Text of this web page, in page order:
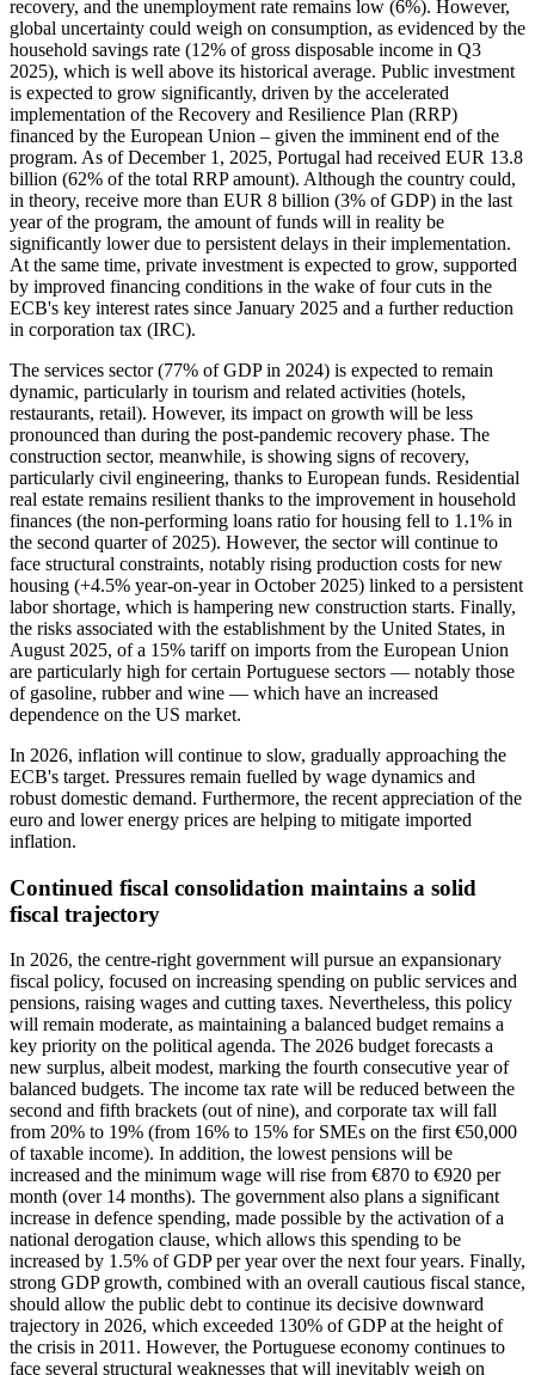
recovery, and the unemployment rate remains low (6%). However,
global uncertainty could weigh on consumption, as evidenced by the
household savings rate (12% of gross disposable income in Q3
2025), which is well above its historical average. Public investment
is expected to grow significantly, driven by the accelerated
implementation of the Recovery and Resilience Plan (RRP)
financed by the European Union – given the imminent end of the
program. As of December 1, 2025, Portugal had received EUR 13.8
billion (62% of the total RRP amount). Although the country could,
in theory, receive more than EUR 8 billion (3% of GDP) in the last
year of the program, the amount of funds will in reality be
significantly lower due to persistent delays in their implementation.
At the same time, private investment is expected to grow, supported
by improved financing conditions in the wake of four cuts in the
ECB's key interest rates since January 2025 and a further reduction
in corporation tax (IRC).
The services sector (77% of GDP in 2024) is expected to remain
dynamic, particularly in tourism and related activities (hotels,
restaurants, retail). However, its impact on growth will be less
pronounced than during the post-pandemic recovery phase. The
construction sector, meanwhile, is showing signs of recovery,
particularly civil engineering, thanks to European funds. Residential
real estate remains resilient thanks to the improvement in household
finances (the non-performing loans ratio for housing fell to 1.1% in
the second quarter of 2025). However, the sector will continue to
face structural constraints, notably rising production costs for new
housing (+4.5% year-on-year in October 2025) linked to a persistent
labor shortage, which is hampering new construction starts. Finally,
the risks associated with the establishment by the United States, in
August 2025, of a 15% tariff on imports from the European Union
are particularly high for certain Portuguese sectors — notably those
of gasoline, rubber and wine — which have an increased
dependence on the US market.
In 2026, inflation will continue to slow, gradually approaching the
ECB's target. Pressures remain fuelled by wage dynamics and
robust domestic demand. Furthermore, the recent appreciation of the
euro and lower energy prices are helping to mitigate imported
inflation.
Continued fiscal consolidation maintains a solid
fiscal trajectory
In 2026, the centre-right government will pursue an expansionary
fiscal policy, focused on increasing spending on public services and
pensions, raising wages and cutting taxes. Nevertheless, this policy
will remain moderate, as maintaining a balanced budget remains a
key priority on the political agenda. The 2026 budget forecasts a
new surplus, albeit modest, marking the fourth consecutive year of
balanced budgets. The income tax rate will be reduced between the
second and fifth brackets (out of nine), and corporate tax will fall
from 20% to 19% (from 16% to 15% for SMEs on the first €50,000
of taxable income). In addition, the lowest pensions will be
increased and the minimum wage will rise from €870 to €920 per
month (over 14 months). The government also plans a significant
increase in defence spending, made possible by the activation of a
national derogation clause, which allows this spending to be
increased by 1.5% of GDP per year over the next four years. Finally,
strong GDP growth, combined with an overall cautious fiscal stance,
should allow the public debt to continue its decisive downward
trajectory in 2026, which exceeded 130% of GDP at the height of
the crisis in 2011. However, the Portuguese economy continues to
face several structural weaknesses that will inevitably weigh on